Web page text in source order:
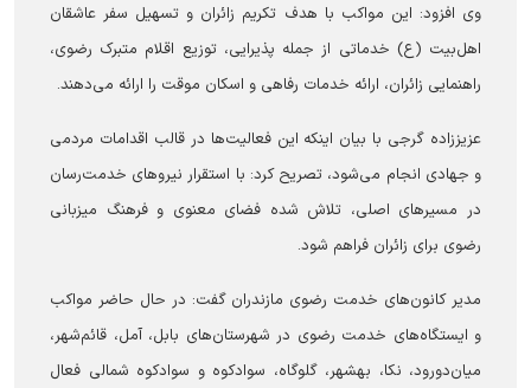
وی افزود: این مواکب با هدف تکریم زائران و تسهیل سفر عاشقان
اهل‌بیت (ع) خدماتی از جمله پذیرایی، توزیع اقلام متبرک رضوی،
راهنمایی زائران، ارائه خدمات رفاهی و اسکان موقت را ارائه می‌دهند.
عزیززاده گرجی با بیان اینکه این فعالیت‌ها در قالب اقدامات مردمی
و جهادی انجام می‌شود، تصریح کرد: با استقرار نیرو‌های خدمت‌رسان
در مسیر‌های اصلی، تلاش شده فضای معنوی و فرهنگ میزبانی
رضوی برای زائران فراهم شود.
مدیر کانون‌های خدمت رضوی مازندران گفت: در حال حاضر مواکب
و ایستگاه‌های خدمت رضوی در شهرستان‌های بابل، آمل، قائم‌شهر،
میان‌دورود، نکا، بهشهر، گلوگاه، سوادکوه و سوادکوه شمالی فعال